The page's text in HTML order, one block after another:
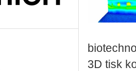
3D tisk